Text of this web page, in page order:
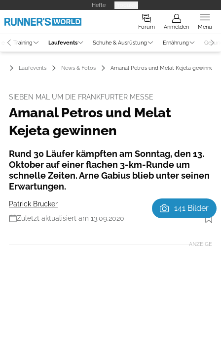
Hefte
Forum Anmelden Menü
Training Laufevents Schuhe & Ausrüstung Ernährung
Laufevents News & Fotos Amanal Petros und Melat Kejeta gewinnen
SIEBEN MAL UM DIE FRANKFURTER MESSE
Amanal Petros und Melat
Kejeta gewinnen
Rund 30 Läufer kämpften am Sonntag, den 13.
Oktober auf einer flachen 3-km-Runde um
schnelle Zeiten. Arne Gabius blieb unter seinen
Erwartungen.
Patrick Brucker
Zuletzt aktualisiert am 13.09.2020
Foto: Norbert Wilhelmi
141 Bilder
ANZEIGE